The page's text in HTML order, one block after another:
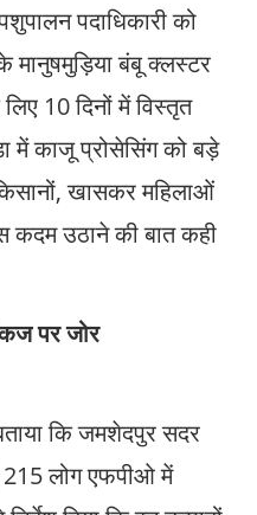
पदाधिकारी को
मानुषमुड़िया बंबू क्लस्टर
10 दिनों में विस्तृत
में काजू प्रोसेसिंग को बड़े
खासकर महिलाओं
कदम उठाने की बात कही
पर जोर
कि जमशेदपुर सदर
लोग एफपीओ में